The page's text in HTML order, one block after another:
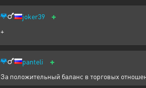
joker39 +
+
panteli +
За положительный баланс в торговых